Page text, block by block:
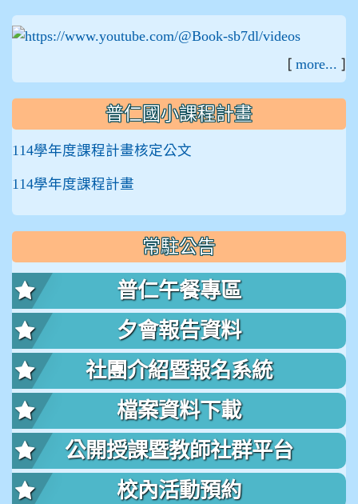
[ more... ]
普仁國小課程計畫
114學年度課程計畫核定公文
114學年度課程計畫
常駐公告
普仁午餐專區
夕會報告資料
社團介紹暨報名系統
檔案資料下載
公開授課暨教師社群平台
校內活動預約